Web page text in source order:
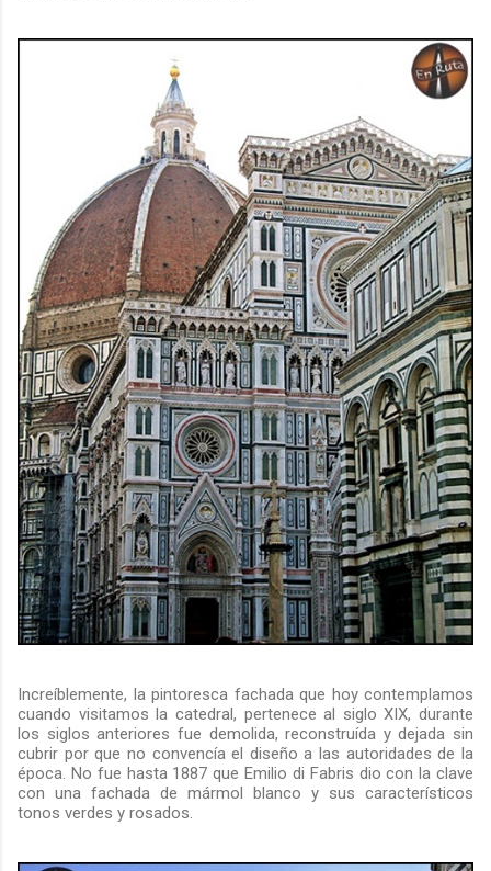
Increíblemente, la pintoresca fachada que hoy contemplamos
cuando visitamos la catedral, pertenece al siglo XIX, durante
los siglos anteriores fue demolida, reconstruída y dejada sin
cubrir por que no convencía el diseño a las autoridades de la
época. No fue hasta 1887 que Emilio di Fabris dio con la clave
con una fachada de mármol blanco y sus característicos
tonos verdes y rosados.